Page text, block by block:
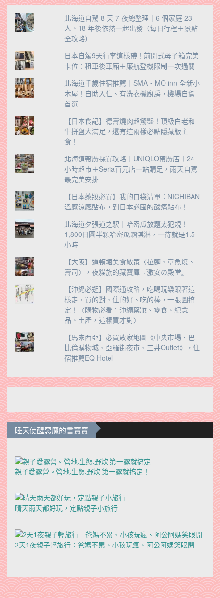
北海道自駕 8 天 7 夜總整理｜6 個家庭 23
人、18 年後依然一起出發（每日行程＋景點
全攻略）
日本自駕9天行李這樣帶！前開式母子箱完美
卡位：租車後車廂＋廉航登機限制一次過關
北海道千歲住宿推薦｜SMA・MO inn 全新小
木屋！自助入住、有洗衣機廚房，機場自駕
首選
【日本食記】德壽燒肉超驚豔！頂級白老和
牛拼盤大滿足，還有這兩樣必點隱藏版主
食！
北海道帶廣採買攻略｜UNIQLO帶廣店＋24
小時超市＋Seria百元店一站購足，雨天自駕
最完美安排
【日本藥妝必買】我的口袋清單：NICHIBAN
溫感涼感貼布，到日本必囤的酸痛貼布！
北海道夕張道之駅｜哈密瓜放題太犯規！
1,800日圓半顆哈密瓜霜淇淋，一待就是1.5
小時
【大阪】道頓堀美食散策〈拉麵、章魚燒、
壽司〉，夜貓族的藏寶庫『激安の殿堂』
【沖繩必逛】國際通攻略，吃喝玩樂跟著這
樣走，買的對、住的好、吃的棒，一張圖搞
定！〈購物必看：沖繩藥妝、零食、紀念
品、土產，這樣買才對〉
【馬來西亞】必買敗家地圖《中央市場、巴
比倫購物城、亞羅街夜市、三井Outlet》，住
宿推薦EQ Hotel
睡天使醒惡魔的書寶寶
親子愛露營。營地.生態.野炊 第一露就搞定！
晴天雨天都好玩，定點親子小旅行
2天1夜親子輕旅行：爸媽不累、小孩玩瘋、阿公阿媽笑眼開